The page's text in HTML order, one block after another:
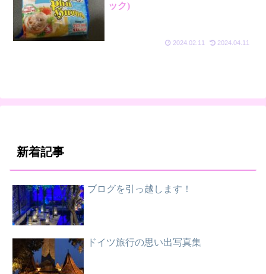
ック)
2024.02.11 2024.04.11
新着記事
ブログを引っ越します！
ドイツ旅行の思い出写真集